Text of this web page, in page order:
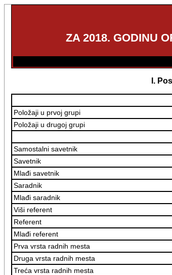
ZA 2018. GODINU
I.
Položaji u prvoj grupi
Položaji u drugoj grupi
Samostalni savetnik
Savetnik
Mlađi savetnik
Saradnik
Mlađi saradnik
Viši referent
Referent
Mlađi referent
Prva vrsta radnih mesta
Druga vrsta radnih mesta
Treća vrsta radnih mesta